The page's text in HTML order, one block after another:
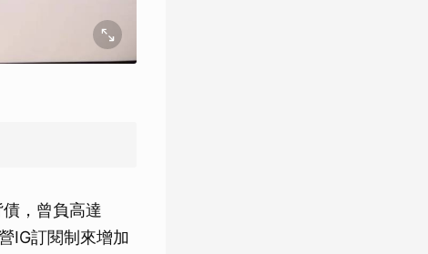
，曾負高達
IG訂閱制來增加